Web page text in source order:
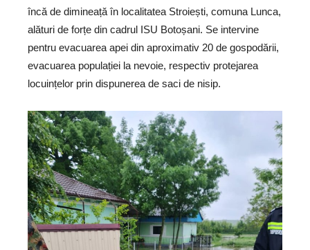
încă de dimineață în localitatea Stroiești, comuna Lunca,
alături de forțe din cadrul ISU Botoșani. Se intervine
pentru evacuarea apei din aproximativ 20 de gospodării,
evacuarea populației la nevoie, respectiv protejarea
locuințelor prin dispunerea de saci de nisip.